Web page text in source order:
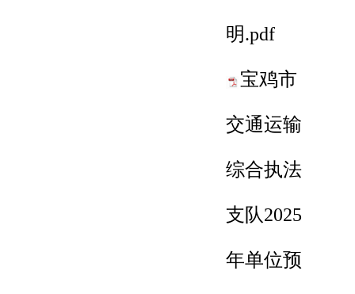
明.pdf
宝鸡市
交通运输
综合执法
支队2025
年单位预